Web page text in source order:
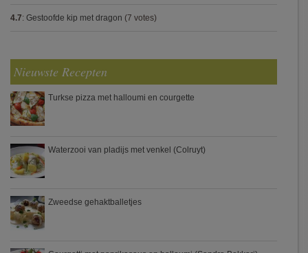
4.7: Gestoofde kip met dragon (7 votes)
Nieuwste Recepten
Turkse pizza met halloumi en courgette
Waterzooi van pladijs met venkel (Colruyt)
Zweedse gehaktballetjes